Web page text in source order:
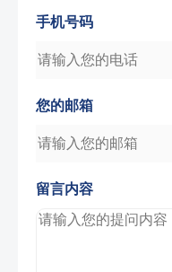
手机号码
您的邮箱
留言内容